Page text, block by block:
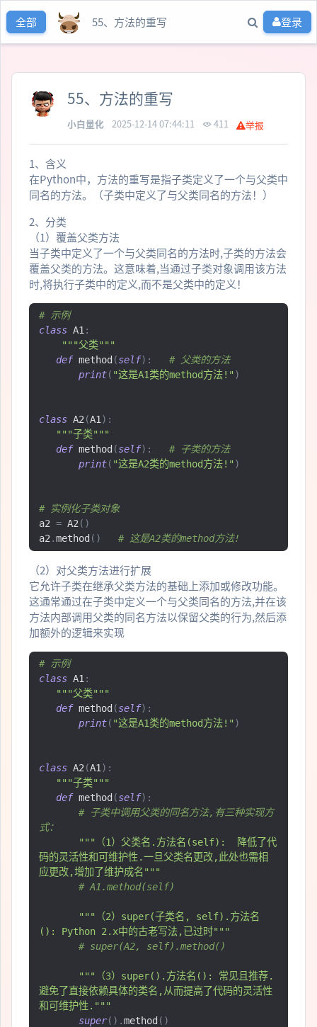
全部 55、方法的重写 登录
55、方法的重写
小白量化 2025-12-14 07:44:11 411 举报
1、含义
在Python中，方法的重写是指子类定义了一个与父类中
同名的方法。（子类中定义了与父类同名的方法！）
2、分类
（1）覆盖父类方法
当子类中定义了一个与父类同名的方法时,子类的方法会
覆盖父类的方法。这意味着,当通过子类对象调用该方法
时,将执行子类中的定义,而不是父类中的定义！
# 示例
class A1 :
"""父类"""
def method (self):
# 父类的方法
print( "这是A1类的method方法!" )
class A2 (A1 ):
"""子类"""
def method (self):
# 子类的方法
print( "这是A2类的method方法!" )
# 实例化子类对象
a2 = A2 ()
a2 .method () # 这是A2类的method方法!
（2）对父类方法进行扩展
它允许子类在继承父类方法的基础上添加或修改功能。
这通常通过在子类中定义一个与父类同名的方法,并在该
方法内部调用父类的同名方法以保留父类的行为,然后添
加额外的逻辑来实现
# 示例
class A1 :
"""父类"""
def method (self):
print( "这是A1类的method方法!" )
class A2 (A1 ):
"""子类"""
def method (self):
# 子类中调用父类的同名方法,有三种实现方
式：
"""（1）父类名.方法名(self):  降低了代
码的灵活性和可维护性.一旦父类名更改,此处也需相
应更改,增加了维护成名"""
# A1.method(self)
"""（2）super(子类名, self).方法名
(): Python 2.x中的古老写法,已过时"""
# super(A2, self).method()
"""（3）super().方法名(): 常见且推荐.
避免了直接依赖具体的类名,从而提高了代码的灵活性
和可维护性."""
super().method ()